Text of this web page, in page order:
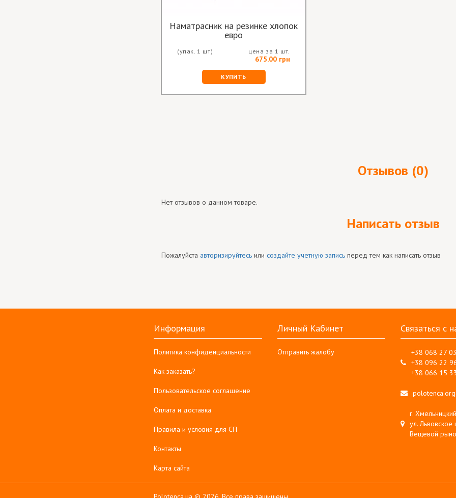
Наматрасник на резинке хлопок
евро
(упак. 1 шт) цена за 1 шт.
675.00 грн
КУПИТЬ
Отзывов (0)
Нет отзывов о данном товаре.
Написать отзыв
Пожалуйста авторизируйтесь или создайте учетную запись перед тем как написать отзыв
Информация
Политика конфиденциальности
Как заказать?
Пользовательское соглашение
Оплата и доставка
Правила и условия для СП
Контакты
Карта сайта
Личный Кабинет
Отправить жалобу
Связаться с
+38 068 27
+38 096 22
+38 066 15
г.
ул. Львовское
Вещевой